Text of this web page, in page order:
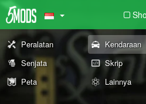
Peralatan Kendaraan
Senjata
Skrip
Peta
Lainnya